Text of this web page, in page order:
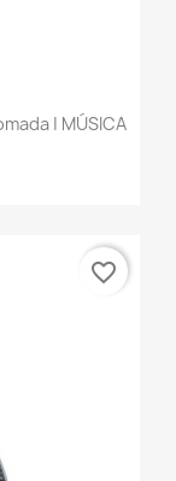
| MÚSICA
favorite_border